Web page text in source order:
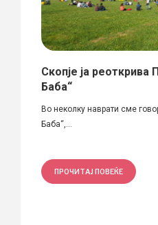
Скопје ја реоткрива
Баба“
Во неколку наврати сме
Баба“,...
ПРОЧИТАЈ ПОВЕЌЕ